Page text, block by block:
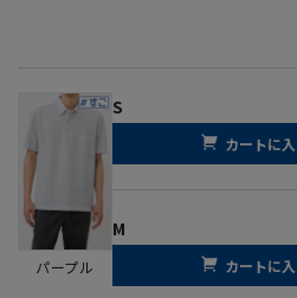
パープル
S
カートに
M
カートに